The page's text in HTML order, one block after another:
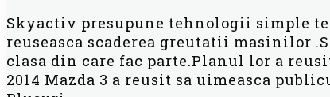
Skyactiv presupune tehnologii simple
reuseasca scaderea greutatii masinilor
clasa din care fac parte.Planul lor a
2014 Mazda 3 a reusit sa uimeasca